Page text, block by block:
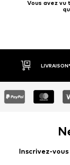
Vous avez vu
Inscrivez-